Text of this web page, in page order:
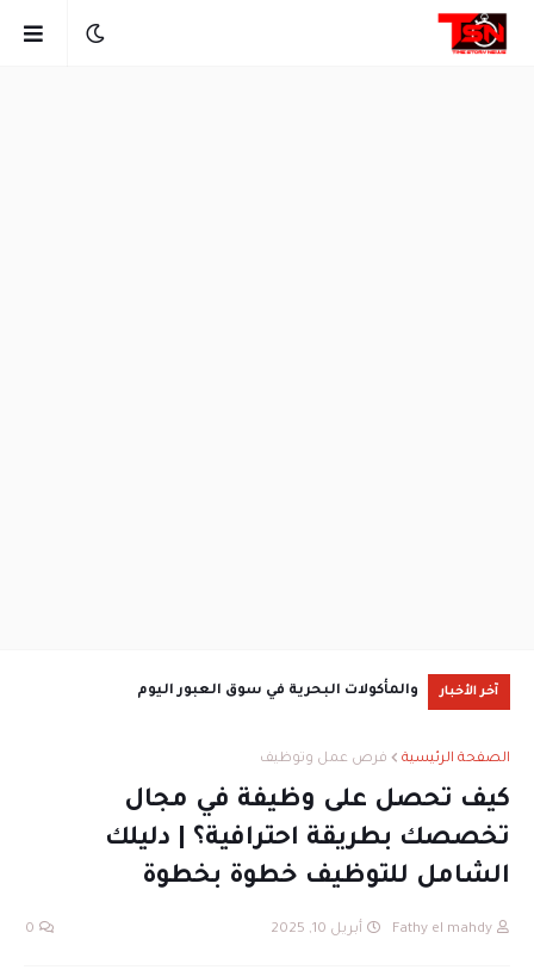
آخر الأخبار والمأكولات البحرية في سوق العبور اليوم
الصفحة الرئيسية فرص عمل وتوظيف
كيف تحصل على وظيفة في مجال
تخصصك بطريقة احترافية؟ | دليلك
الشامل للتوظيف خطوة بخطوة
Fathy el mahdy أبريل 10, 2025 0